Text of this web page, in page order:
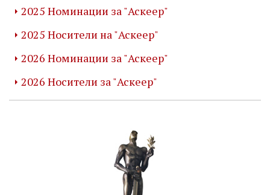
2025 Номинации за "Аскеер"
2025 Носители на "Аскеер"
2026 Номинации за "Аскеер"
2026 Носители за "Аскеер"